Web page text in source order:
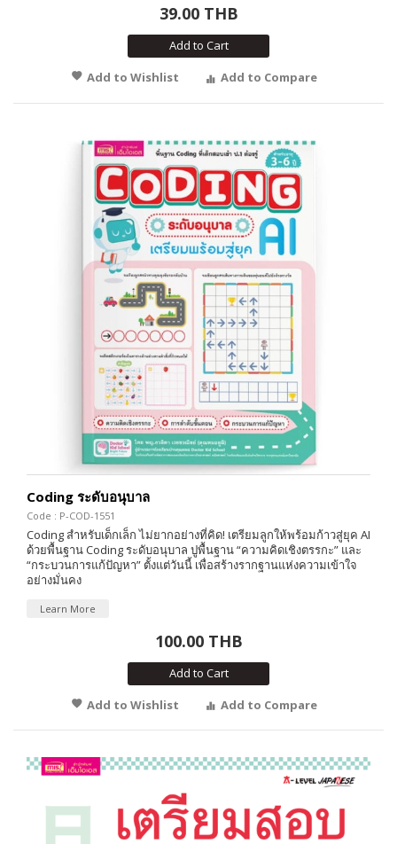
39.00 THB
Add to Cart
Add to Wishlist
Add to Compare
Coding ระดับอนุบาล
Code : P-COD-1551
Coding สำหรับเด็กเล็ก ไม่ยากอย่างที่คิด! เตรียมลูกให้พร้อมก้าวสู่ยุค AI
ด้วยพื้นฐาน Coding ระดับอนุบาล ปูพื้นฐาน “ความคิดเชิงตรรกะ” และ
“กระบวนการแก้ปัญหา” ตั้งแต่วันนี้ เพื่อสร้างรากฐานแห่งความเข้าใจ
อย่างมั่นคง
Learn More
100.00 THB
Add to Cart
Add to Wishlist
Add to Compare